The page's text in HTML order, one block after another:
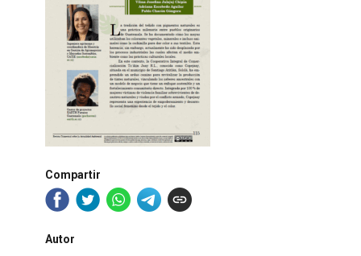
Compartir
Autor